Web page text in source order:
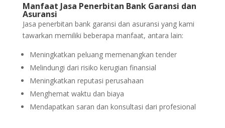
Manfaat Jasa Penerbitan Bank Garansi dan
Asuransi
Jasa penerbitan bank garansi dan asuransi yang kami
tawarkan memiliki beberapa manfaat, antara lain:
Meningkatkan peluang memenangkan tender
Melindungi dari risiko kerugian finansial
Meningkatkan reputasi perusahaan
Menghemat waktu dan biaya
Mendapatkan saran dan konsultasi dari profesional